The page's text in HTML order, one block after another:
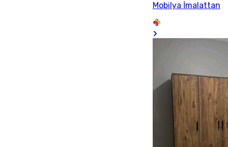
Mobilya İmalattan